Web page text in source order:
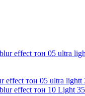
effect тон 05 ultra lightt